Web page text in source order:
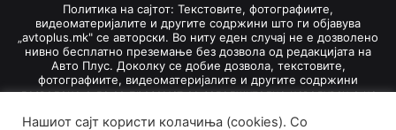
Политика на сајтот: Текстовите, фотографиите,
видеоматеријалите и другите содржини што ги објавува
„avtoplus.mk" се авторски. Во ниту еден случај не е дозволено
нивно бесплатно преземање без дозвола од редакцијата на
Авто Плус. Доколку се добие дозвола, текстовите,
фотографиите, видеоматеријалите и другите содржини
дозволено е да се преземат со задолжително наведување на
(линк) до оригиналната содржина на „avtoplus.mk". При
Нашиот сајт користи колачиња (cookies). Со